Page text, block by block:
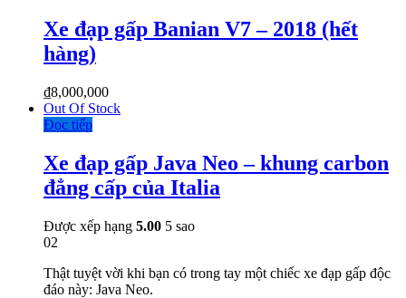
Xe đạp gấp Banian V7 – 2018 (hết
hàng)
₫8,000,000
Out Of Stock
Đọc tiếp
Xe đạp gấp Java Neo – khung carbon
đẳng cấp của Italia
Được xếp hạng 5.00 5 sao
02
Thật tuyệt vời khi bạn có trong tay một chiếc xe đạp gấp độc
đáo này: Java Neo.